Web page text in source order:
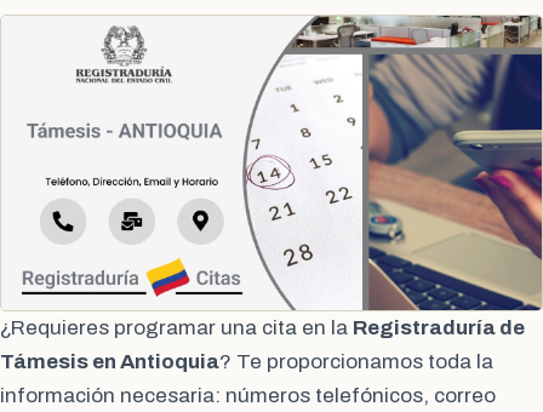
¿Requieres programar una cita en la Registraduría de
Támesis en Antioquia? Te proporcionamos toda la
información necesaria: números telefónicos, correo